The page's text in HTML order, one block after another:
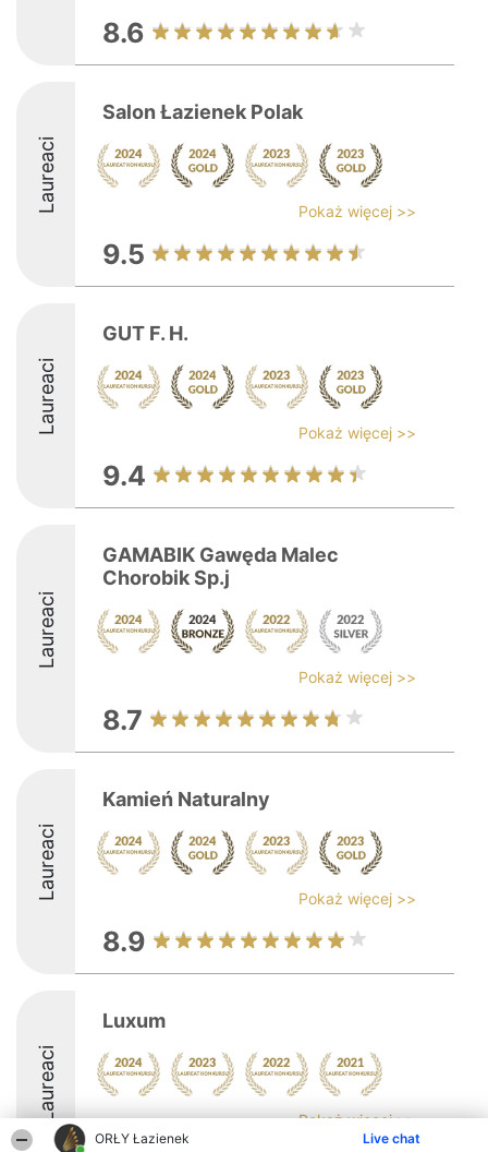
ORŁY Łazienek Live chat
8.6
Laureaci
Salon Łazienek Polak
Pokaż więcej >>
9.5
Laureaci
GUT F. H.
Pokaż więcej >>
9.4
Laureaci
GAMABIK Gawęda Malec
Chorobik Sp.j
Pokaż więcej >>
8.7
Laureaci
Kamień Naturalny
Pokaż więcej >>
8.9
Laureaci
Luxum
Pokaż więcej >>